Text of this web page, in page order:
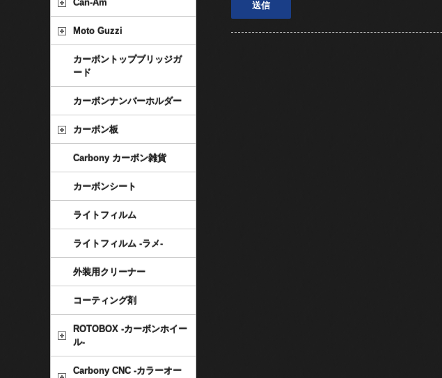
Can-Am
Moto Guzzi
カーボントップブリッジガ
ード
カーボンナンバーホルダー
カーボン板
Carbony カーボン雑貨
カーボンシート
ライトフィルム
ライトフィルム -ラメ-
外装用クリーナー
コーティング剤
ROTOBOX -カーボンホイー
ル-
Carbony CNC -カラーオー